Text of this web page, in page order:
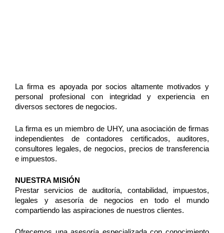
La firma es apoyada por socios altamente motivados y
personal profesional con integridad y experiencia en
diversos sectores de negocios.
La firma es un miembro de UHY, una asociación de firmas
independientes de contadores certificados, auditores,
consultores legales, de negocios, precios de transferencia
e impuestos.
NUESTRA MISIÓN
Prestar servicios de auditoría, contabilidad, impuestos,
legales y asesoría de negocios en todo el mundo
compartiendo las aspiraciones de nuestros clientes.